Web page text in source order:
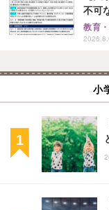
不可
教育
小